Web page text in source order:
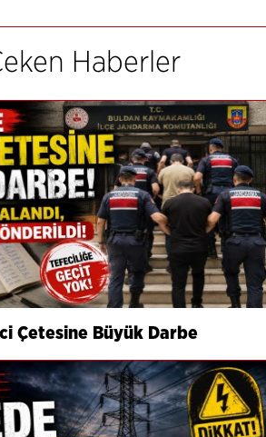
Haberler
Çetesine Büyük Darbe